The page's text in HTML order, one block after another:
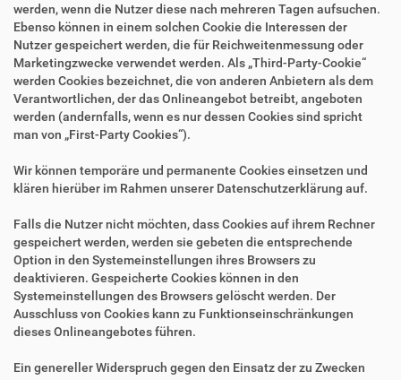
werden, wenn die Nutzer diese nach mehreren Tagen aufsuchen.
Ebenso können in einem solchen Cookie die Interessen der
Nutzer gespeichert werden, die für Reichweitenmessung oder
Marketingzwecke verwendet werden. Als „Third-Party-Cookie“
werden Cookies bezeichnet, die von anderen Anbietern als dem
Verantwortlichen, der das Onlineangebot betreibt, angeboten
werden (andernfalls, wenn es nur dessen Cookies sind spricht
man von „First-Party Cookies“).
Wir können temporäre und permanente Cookies einsetzen und
klären hierüber im Rahmen unserer Datenschutzerklärung auf.
Falls die Nutzer nicht möchten, dass Cookies auf ihrem Rechner
gespeichert werden, werden sie gebeten die entsprechende
Option in den Systemeinstellungen ihres Browsers zu
deaktivieren. Gespeicherte Cookies können in den
Systemeinstellungen des Browsers gelöscht werden. Der
Ausschluss von Cookies kann zu Funktionseinschränkungen
dieses Onlineangebotes führen.
Ein genereller Widerspruch gegen den Einsatz der zu Zwecken